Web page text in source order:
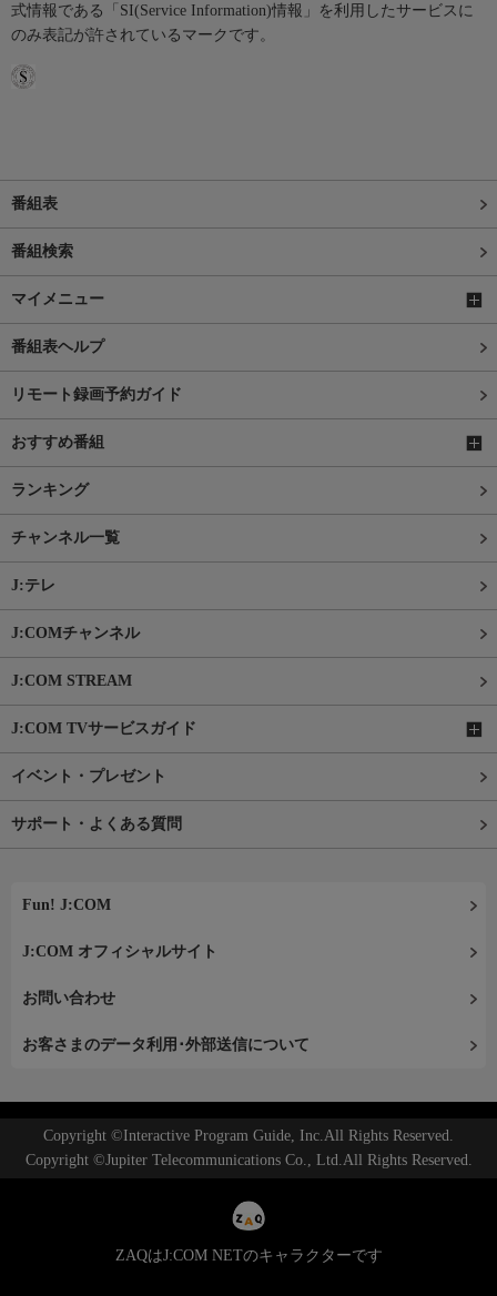
式情報である「SI(Service Information)情報」を利用したサービスに
のみ表記が許されているマークです。
番組表
番組検索
マイメニュー
番組表ヘルプ
リモート録画予約ガイド
おすすめ番組
ランキング
チャンネル一覧
J:テレ
J:COMチャンネル
J:COM STREAM
J:COM TVサービスガイド
イベント・プレゼント
サポート・よくある質問
Fun! J:COM
J:COM オフィシャルサイト
お問い合わせ
お客さまのデータ利用･外部送信について
Copyright ©Interactive Program Guide, Inc.All Rights Reserved.
Copyright ©Jupiter Telecommunications Co., Ltd.All Rights Reserved.
ZAQはJ:COM NETのキャラクターです